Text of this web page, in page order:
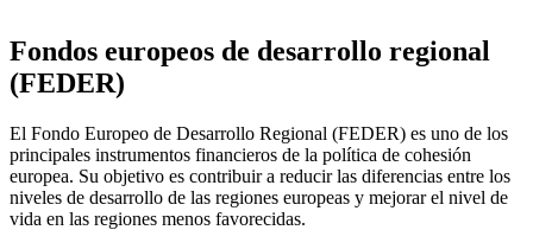
Fondos europeos de desarrollo regional
(FEDER)
El Fondo Europeo de Desarrollo Regional (FEDER) es uno de los
principales instrumentos financieros de la política de cohesión
europea. Su objetivo es contribuir a reducir las diferencias entre los
niveles de desarrollo de las regiones europeas y mejorar el nivel de
vida en las regiones menos favorecidas.